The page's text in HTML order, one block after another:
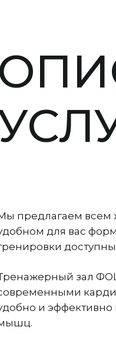
предлагаем всем
для вас
зал
и эффективно